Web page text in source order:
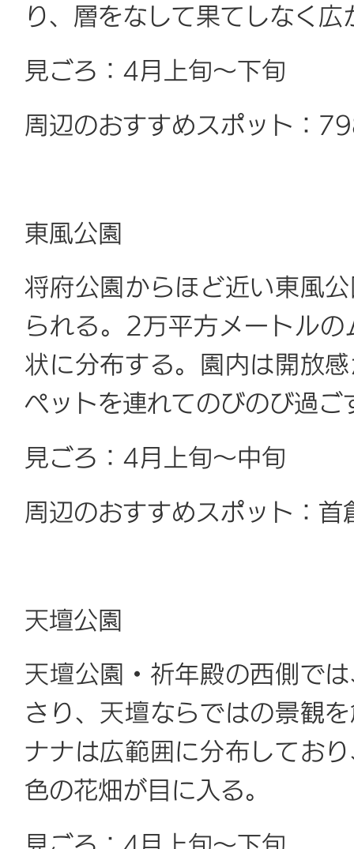
り、層をなして果てしなく
見ごろ：4月上旬～下旬
周辺のおすすめスポット：
東風公園
将府公園からほど近い東風
られる。2万平方メートル
状に分布する。園内は開放
ペットを連れてのびのび過
見ごろ：4月上旬～中旬
周辺のおすすめスポット：
天壇公園
天壇公園・祈年殿の西側で
さり、天壇ならではの景観
ナナは広範囲に分布してお
色の花畑が目に入る。